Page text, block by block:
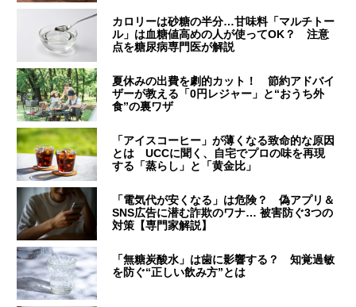
カロリーは砂糖の半分…甘味料「マルチトー
ル」は血糖値高めの人が使ってOK？ 注意
点を糖尿病専門医が解説
夏休みの出費を劇的カット！ 節約アドバイ
ザーが教える「0円レジャー」と“おうち外
食”の裏ワザ
「アイスコーヒー」が薄くなる致命的な原因
とは UCCに聞く、自宅でプロの味を再現
する「蒸らし」と「黄金比」
「電気代が安くなる」は危険？ 偽アプリ＆
SNS広告に潜む詐欺のワナ… 被害防ぐ3つの
対策【専門家解説】
「無糖炭酸水」は歯に影響する？ 知覚過敏
を防ぐ“正しい飲み方”とは